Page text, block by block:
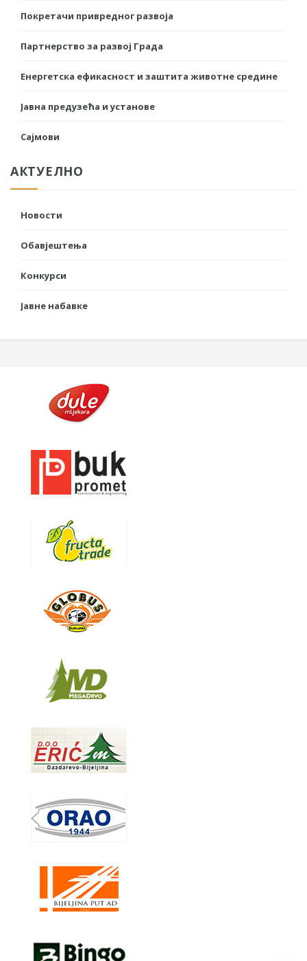
Покретачи привредног развоја
Партнерство за развој Града
Енергетска ефикасност и заштита животне средине
Јавна предузећа и установе
Сајмови
АКТУЕЛНО
Новости
Обавјештења
Конкурси
Јавне набавке